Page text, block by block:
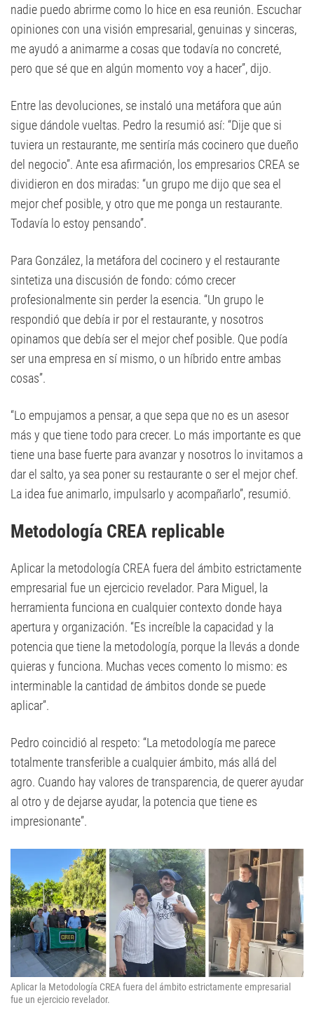
nadie puedo abrirme como lo hice en esa reunión. Escuchar
opiniones con una visión empresarial, genuinas y sinceras,
me ayudó a animarme a cosas que todavía no concreté,
pero que sé que en algún momento voy a hacer”, dijo.
Entre las devoluciones, se instaló una metáfora que aún
sigue dándole vueltas. Pedro la resumió así: “Dije que si
tuviera un restaurante, me sentiría más cocinero que dueño
del negocio”. Ante esa afirmación, los empresarios CREA se
dividieron en dos miradas: “un grupo me dijo que sea el
mejor chef posible, y otro que me ponga un restaurante.
Todavía lo estoy pensando”.
Para González, la metáfora del cocinero y el restaurante
sintetiza una discusión de fondo: cómo crecer
profesionalmente sin perder la esencia. “Un grupo le
respondió que debía ir por el restaurante, y nosotros
opinamos que debía ser el mejor chef posible. Que podía
ser una empresa en sí mismo, o un híbrido entre ambas
cosas”.
“Lo empujamos a pensar, a que sepa que no es un asesor
más y que tiene todo para crecer. Lo más importante es que
tiene una base fuerte para avanzar y nosotros lo invitamos a
dar el salto, ya sea poner su restaurante o ser el mejor chef.
La idea fue animarlo, impulsarlo y acompañarlo”, resumió.
Metodología CREA replicable
Aplicar la metodología CREA fuera del ámbito estrictamente
empresarial fue un ejercicio revelador. Para Miguel, la
herramienta funciona en cualquier contexto donde haya
apertura y organización. “Es increíble la capacidad y la
potencia que tiene la metodología, porque la llevás a donde
quieras y funciona. Muchas veces comento lo mismo: es
interminable la cantidad de ámbitos donde se puede
aplicar”.
Pedro coincidió al respeto: “La metodología me parece
totalmente transferible a cualquier ámbito, más allá del
agro. Cuando hay valores de transparencia, de querer ayudar
al otro y de dejarse ayudar, la potencia que tiene es
impresionante”.
Aplicar la Metodología CREA fuera del ámbito estrictamente empresarial
fue un ejercicio revelador.